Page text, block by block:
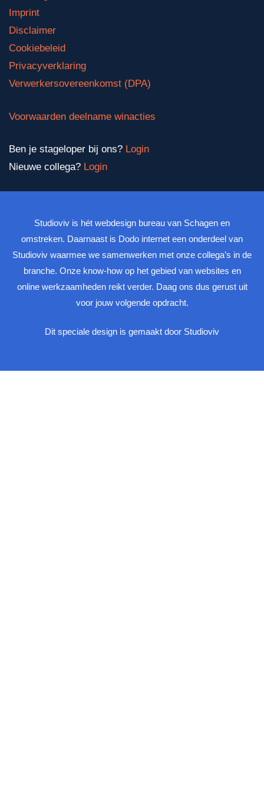
Imprint
Disclaimer
Cookiebeleid
Privacyverklaring
Verwerkersovereenkomst (DPA)
Voorwaarden deelname winacties
Ben je stageloper bij ons? Login
Nieuwe collega? Login
Studioviv is hét webdesign bureau van Schagen en
omstreken. Daarnaast is Dodo internet een onderdeel van
Studioviv waarmee we samenwerken met onze collega’s in de
branche. Onze know-how op het gebied van websites en
online werkzaamheden reikt verder. Daag ons dus gerust uit
voor jouw volgende opdracht.
Dit speciale design is gemaakt door Studioviv